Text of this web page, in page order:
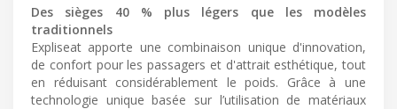
Des sièges 40 % plus légers que les modèles
traditionnels
Expliseat apporte une combinaison unique d'innovation,
de confort pour les passagers et d'attrait esthétique, tout
en réduisant considérablement le poids. Grâce à une
technologie unique basée sur l’utilisation de matériaux